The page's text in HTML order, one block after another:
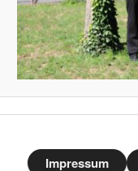
Impressum